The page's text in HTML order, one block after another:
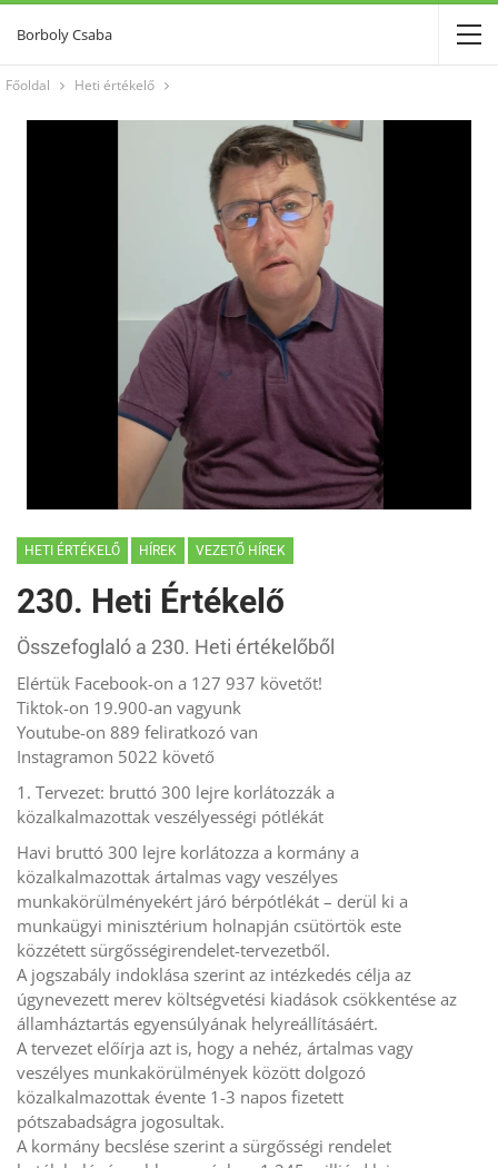
Borboly Csaba
Főoldal Heti értékelő
HETI ÉRTÉKELŐ HÍREK VEZETŐ HÍREK
230. Heti Értékelő
Összefoglaló a 230. Heti értékelőből
Elértük Facebook-on a 127 937 követőt!
Tiktok-on 19.900-an vagyunk
Youtube-on 889 feliratkozó van
Instagramon 5022 követő
1. Tervezet: bruttó 300 lejre korlátozzák a
közalkalmazottak veszélyességi pótlékát
Havi bruttó 300 lejre korlátozza a kormány a
közalkalmazottak ártalmas vagy veszélyes
munkakörülményekért járó bérpótlékát – derül ki a
munkaügyi minisztérium holnapján csütörtök este
közzétett sürgősségirendelet-tervezetből.
A jogszabály indoklása szerint az intézkedés célja az
úgynevezett merev költségvetési kiadások csökkentése az
államháztartás egyensúlyának helyreállításáért.
A tervezet előírja azt is, hogy a nehéz, ártalmas vagy
veszélyes munkakörülmények között dolgozó
közalkalmazottak évente 1-3 napos fizetett
pótszabadságra jogosultak.
A kormány becslése szerint a sürgősségi rendelet